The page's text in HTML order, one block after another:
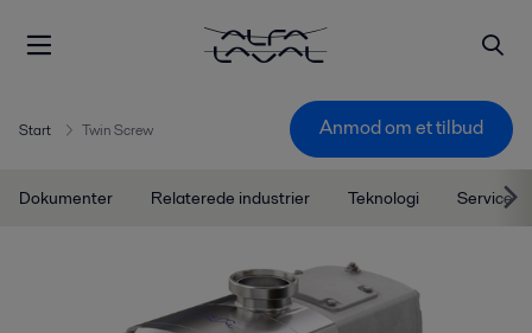
Start Twin Screw Anmod om et tilbud
Dokumenter Relaterede industrier Teknologi Service